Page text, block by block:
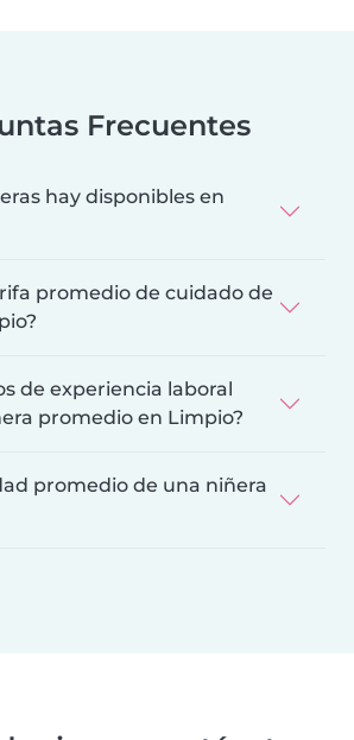
Frecuentes
hay disponibles en
promedio de cuidado de
de experiencia laboral
promedio en Limpio?
promedio de una niñera